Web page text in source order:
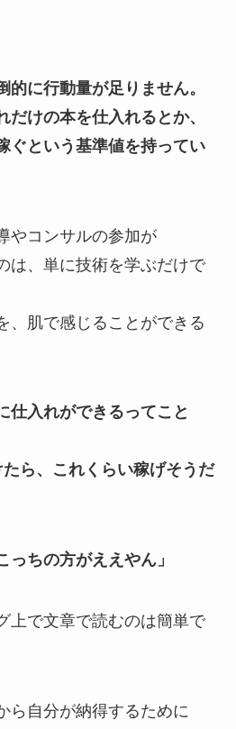
的に行動量が足りません。
だけの本を仕入れるとか、
ぐという基準値を持ってい
やコンサルの参加が
は、単に技術を学ぶだけで
、肌で感じることができる
仕入れができるってこと
ら、これくらい稼げそうだ
っちの方がええやん」
上で文章で読むのは簡単で
ら自分が納得するために